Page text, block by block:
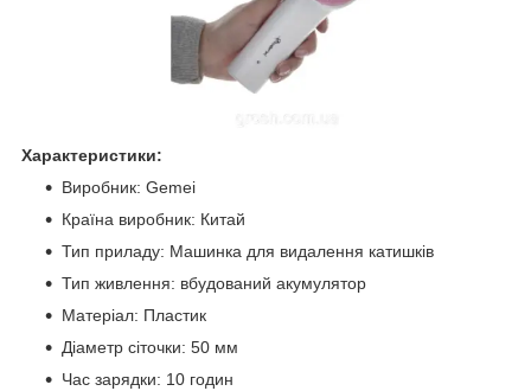
Характеристики:
Виробник: Gemei
Країна виробник: Китай
Тип приладу: Машинка для видалення катишків
Тип живлення: вбудований акумулятор
Матеріал: Пластик
Діаметр сіточки: 50 мм
Час зарядки: 10 годин